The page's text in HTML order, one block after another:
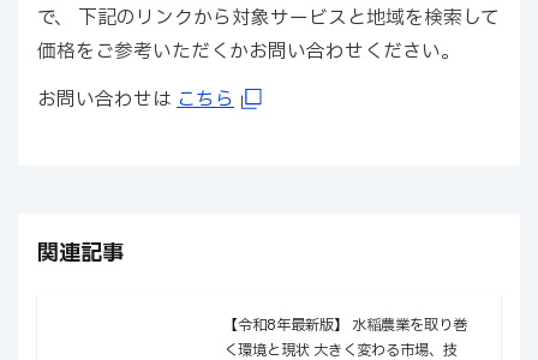
で、 下記のリンクから対象サービスと地域を検索して
価格をご参考いただくかお問い合わせください。
お問い合わせは こちら
関連記事
【令和8年最新版】 水稲農業を取り巻
く環境と現状 ──大きく変わる市場、技